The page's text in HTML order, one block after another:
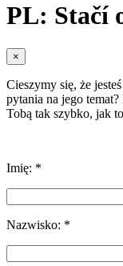
PL: Stačí
×
Cieszymy się, że
pytania na jego
Tobą tak szybko, jak
Imię: *
Nazwisko: *